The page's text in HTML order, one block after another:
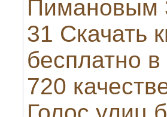
Пимановым
31 Скачать
бесплатно
720